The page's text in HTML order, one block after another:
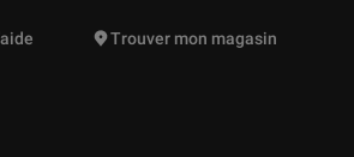
produits vont vous être proposées
Trouver mon magasin